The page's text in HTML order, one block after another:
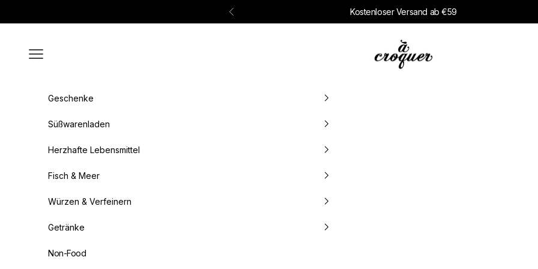
Zurück Kostenloser Versand ab €59
à croquer
Menü
Geschenke
Süßwarenladen
Herzhafte Lebensmittel
Fisch & Meer
Würzen & Verfeinern
Getränke
Non-Food